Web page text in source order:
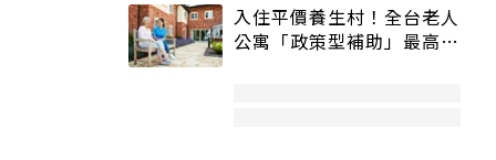
入住平價養生村！全台老人
公寓「政策型補助」最高打